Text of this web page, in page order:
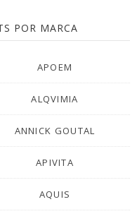
POR MARCA
APOEM
ALQVIMIA
ANNICK GOUTAL
APIVITA
AQUIS